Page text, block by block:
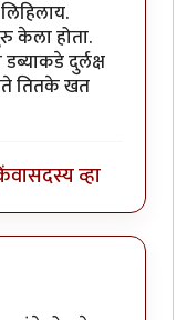
केला होता.
दुर्लक्ष
तितके खत
सदस्य व्हा